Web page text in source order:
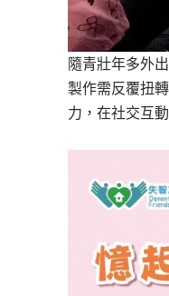
隨青壯年多外
製作需反覆扭
力，在社交互